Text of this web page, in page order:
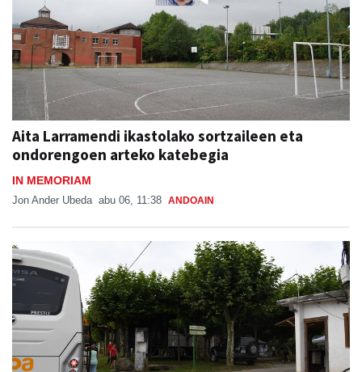
Aita Larramendi ikastolako sortzaileen eta
ondorengoen arteko katebegia
IN MEMORIAM
Jon Ander Ubeda abu 06, 11:38 ANDOAIN